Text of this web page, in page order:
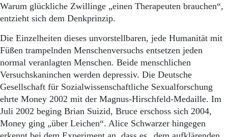
Warum glückliche Zwillinge „einen Therapeuten brauchen“,
entzieht sich dem Denkprinzip.
Die Einzelheiten dieses unvorstellbaren, jede Humanität mit
Füßen trampelnden Menschenversuchs entsetzen jeden
normal veranlagten Menschen. Beide menschlichen
Versuchskaninchen werden depressiv. Die Deutsche
Gesellschaft für Sozialwissenschaftliche Sexualforschung
ehrte Money 2002 mit der Magnus-Hirschfeld-Medaille. Im
Juli 2002 beging Brian Suizid, Bruce erschoss sich 2004,
Money ging „über Leichen“. Alice Schwarzer hingegen